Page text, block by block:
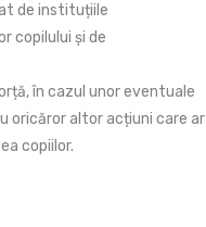
de instituțiile
copilului și de
în cazul unor eventuale
oricăror altor acțiuni care ar
copiilor.